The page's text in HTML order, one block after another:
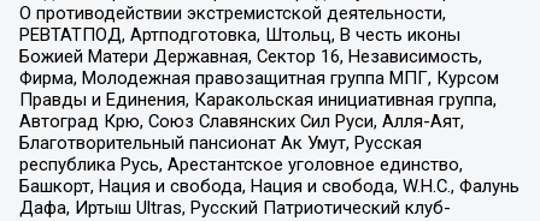
О противодействии экстремистской деятельности,
РЕВТАТПОД, Артподготовка, Штольц, В честь иконы
Божией Матери Державная, Сектор 16, Независимость,
Фирма, Молодежная правозащитная группа МПГ, Курсом
Правды и Единения, Каракольская инициативная группа,
Автоград Крю, Союз Славянских Сил Руси, Алля-Аят,
Благотворительный пансионат Ак Умут, Русская
республика Русь, Арестантское уголовное единство,
Башкорт, Нация и свобода, Нация и свобода, W.H.С., Фалунь
Дафа, Иртыш Ultras, Русский Патриотический клуб-